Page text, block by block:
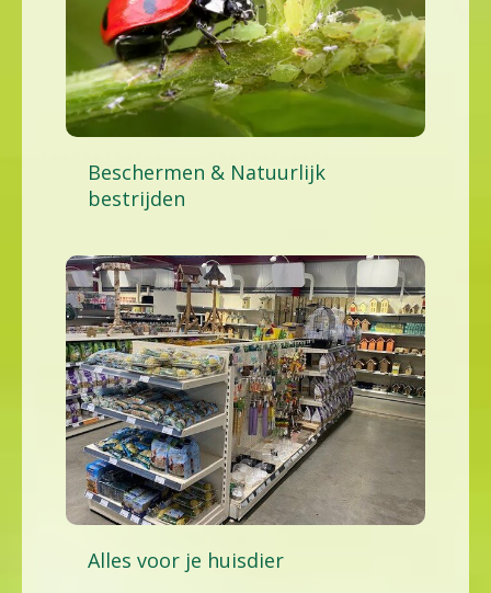
Beschermen & Natuurlijk
bestrijden
Alles voor je huisdier